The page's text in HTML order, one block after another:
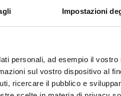
Impostazioni
personali, ad esempio il
sul vostro dispositivo al
ricercare il pubblico e